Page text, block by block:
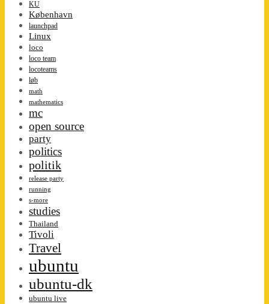
KU
København
launchpad
Linux
loco
loco team
locoteams
løb
math
mathematics
mc
open source
party
politics
politik
release party
running
s-more
studies
Thailand
Tivoli
Travel
ubuntu
ubuntu-dk
ubuntu live